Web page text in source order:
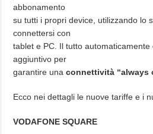
abbonamento
su tutti i propri device, utilizzando lo
connettersi con
tablet e PC. Il tutto
aggiuntivo per
garantire unaconnettività “always
Ecco nei dettagli le nuove tariffe e i
VODAFONE SQUARE